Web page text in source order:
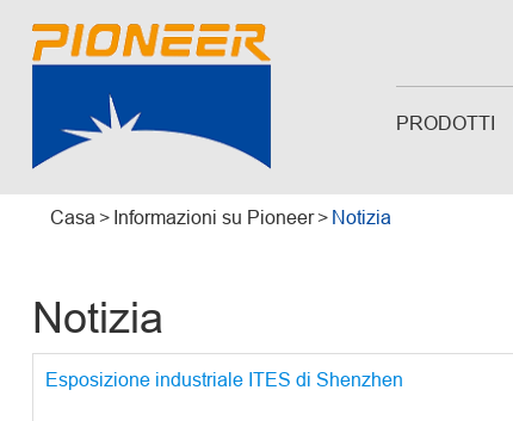
PRODOTTI
Casa Informazioni su Pioneer Notizia
Notizia
Esposizione industriale ITES di Shenzhen